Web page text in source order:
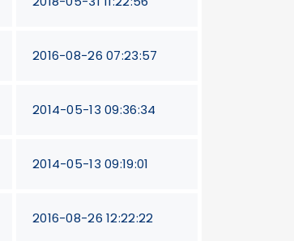
2016-08-26 07:23:57
2014-05-13 09:36:34
2014-05-13 09:19:01
2016-08-26 12:22:22